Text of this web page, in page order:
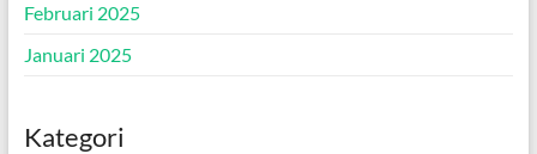
Februari 2025
Januari 2025
Kategori